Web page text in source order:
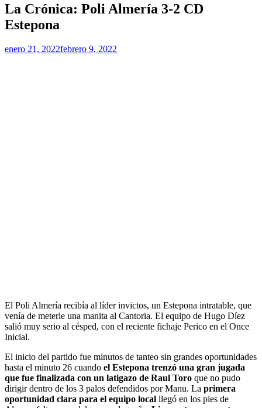
La Crónica: Poli Almería 3-2 CD
Estepona
enero 21, 2022febrero 9, 2022
El Poli Almería recibía al líder invictos, un Estepona intratable, que
venía de meterle una manita al Cantoria. El equipo de Hugo Díez
salió muy serio al césped, con el reciente fichaje Perico en el Once
Inicial.
El inicio del partido fue minutos de tanteo sin grandes oportunidades
hasta el minuto 26 cuando el Estepona trenzó una gran jugada
que fue finalizada con un latigazo de Raul Toro que no pudo
dirigir dentro de los 3 palos defendidos por Manu. La primera
oportunidad clara para el equipo local llegó en los pies de